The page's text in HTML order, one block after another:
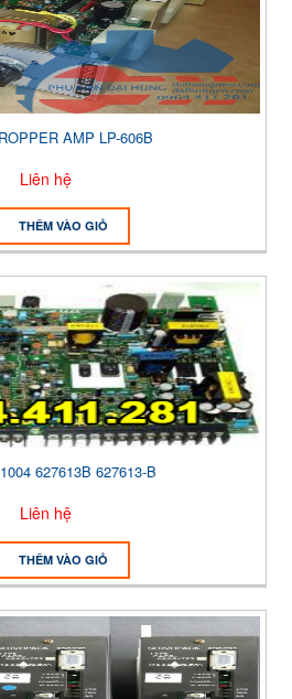
AMP LP-606B
Liên hệ
THÊM VÀO GIỎ
627613B 627613-B
Liên hệ
THÊM VÀO GIỎ